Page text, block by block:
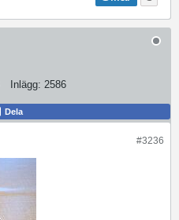
Inlägg: 2586
Dela
#3236